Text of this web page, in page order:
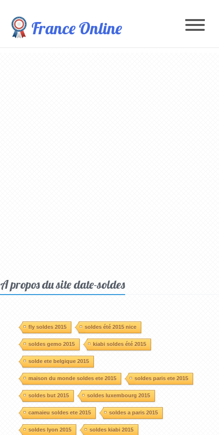
France Online
A propos du site date-soldes
fly soldes 2015 soldes été 2015 nice
soldes gemo 2015 kiabi soldes été 2015
solde ete belgique 2015
maison du monde soldes ete 2015 soldes paris ete 2015
soldes but 2015 soldes luxembourg 2015
camaieu soldes ete 2015 soldes a paris 2015
soldes lyon 2015 soldes kiabi 2015